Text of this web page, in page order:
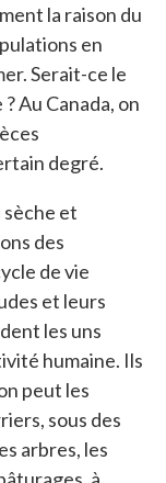
la raison du
en
Serait-ce le
Au Canada, on
degré.
sèche et
des
de vie
et leurs
les uns
humaine. Ils
peut les
sous des
arbres, les